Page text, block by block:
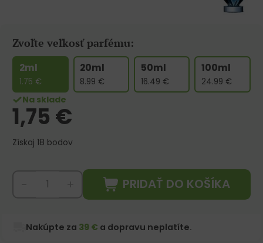
Zvoľte veľkosť parfému:
2ml
1.75 €
20ml
8.99 €
50ml
16.49 €
100ml
24.99 €
Na sklade
1,75 €
Získaj 18 bodov
PRIDAŤ DO KOŠÍKA
Nakúpte za 39 € a dopravu neplatíte.